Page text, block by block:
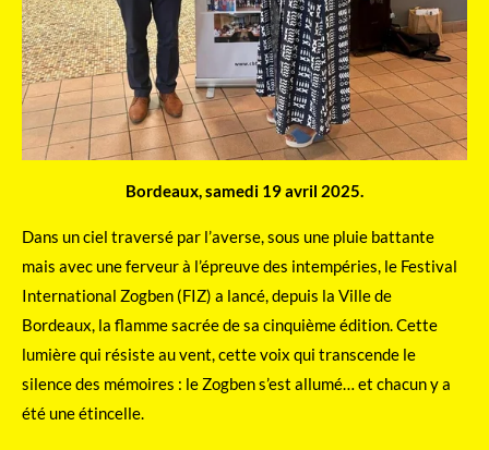
Bordeaux, samedi 19 avril 2025.
Dans un ciel traversé par l’averse, sous une pluie battante
mais avec une ferveur à l’épreuve des intempéries, le Festival
International Zogben (FIZ) a lancé, depuis la Ville de
Bordeaux, la flamme sacrée de sa cinquième édition. Cette
lumière qui résiste au vent, cette voix qui transcende le
silence des mémoires : le Zogben s’est allumé… et chacun y a
été une étincelle.